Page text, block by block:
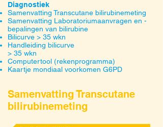
Diagnostiek
Samenvatting Transcutane bilirubinemeting
Samenvatting Laboratoriumaanvragen en -
bepalingen van bilirubine
Bilicurve > 35 wkn
Handleiding bilicurve
> 35 wkn
Computertool (rekenprogramma)
Kaartje mondiaal voorkomen G6PD
Samenvatting Transcutane
bilirubinemeting